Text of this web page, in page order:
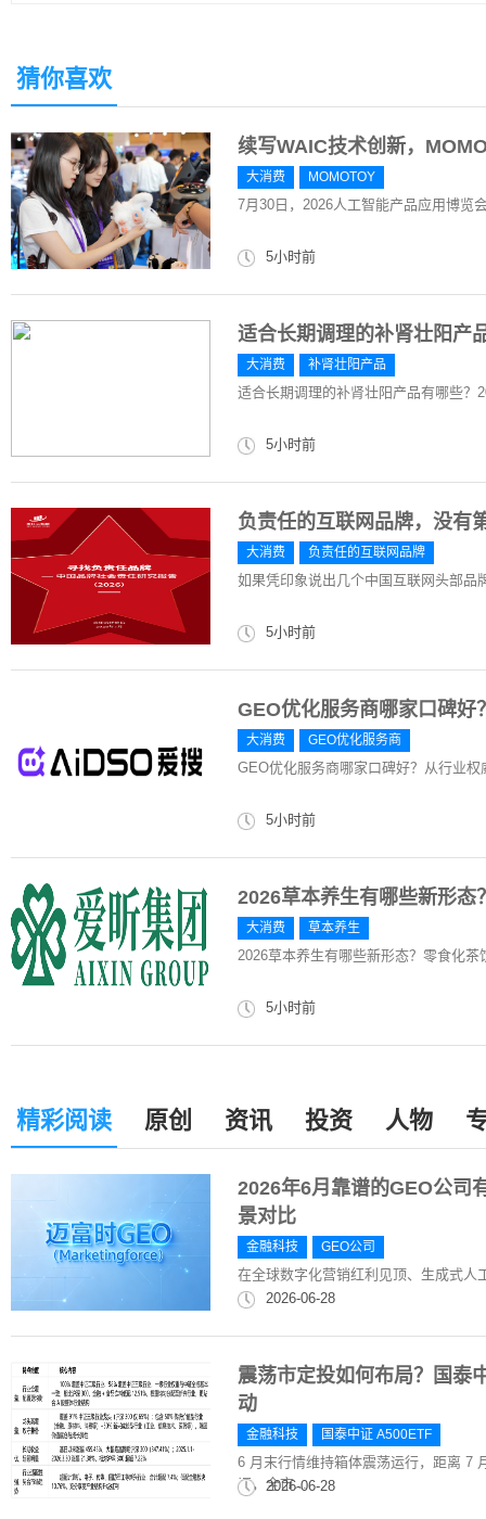
猜你喜欢
续写WAIC技术创新，
大消费 MOMOTOY
7月30日，2026人工智能产品应用博览
5小时前
适合长期调理的补肾壮阳产
大消费 补肾壮阳产品
适合长期调理的补肾壮阳产品有哪些？
5小时前
负责任的互联网品牌，没有
大消费 负责任的互联网品牌
如果凭印象说出几个中国互联网头部品
5小时前
GEO优化服务商哪家口碑好
大消费 GEO优化服务商
GEO优化服务商哪家口碑好？从行业权
5小时前
2026草本养生有哪些新形态
大消费 草本养生
2026草本养生有哪些新形态？零食化茶
5小时前
精彩阅读 原创 资讯 投资 人物
2026年6月靠谱的GEO公司
景对比
金融科技 GEO公司
在全球数字化营销红利见顶、生成式人
2026-06-28
震荡市定投如何布局？国泰
动
金融科技 国泰中证 A500ETF
6 月末行情维持箱体震荡运行，距离 7
调，全市...
2026-06-28